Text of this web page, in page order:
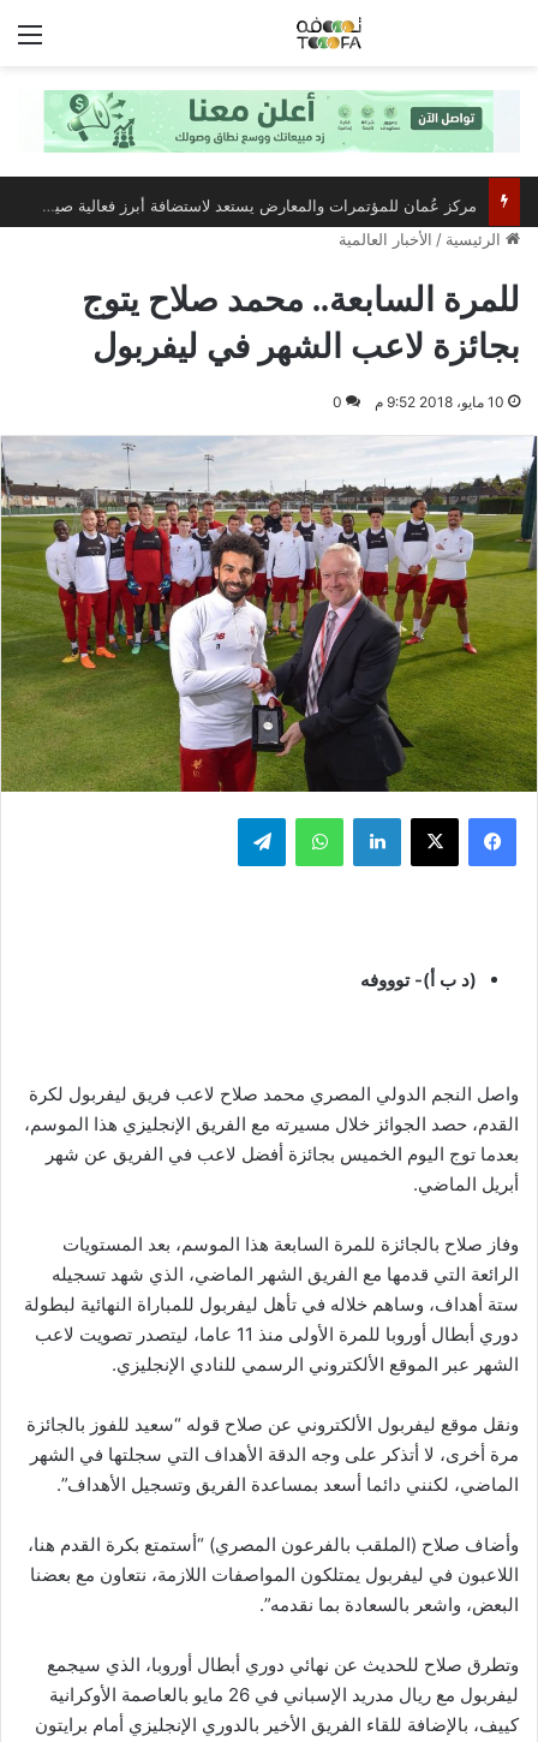
الرئيسية / الأخبار العالمية
للمرة السابعة.. محمد صلاح يتوج
بجائزة لاعب الشهر في ليفربول
10 مايو، 2018 9:52 م 0
فيسبوك ‫X لينكدإن واتساب تيلقرام
(د ب أ)- توووفه
واصل النجم الدولي المصري محمد صلاح لاعب فريق ليفربول لكرة
القدم، حصد الجوائز خلال مسيرته مع الفريق الإنجليزي هذا الموسم،
بعدما توج اليوم الخميس بجائزة أفضل لاعب في الفريق عن شهر
أبريل الماضي.
وفاز صلاح بالجائزة للمرة السابعة هذا الموسم، بعد المستويات
الرائعة التي قدمها مع الفريق الشهر الماضي، الذي شهد تسجيله
ستة أهداف، وساهم خلاله في تأهل ليفربول للمباراة النهائية لبطولة
دوري أبطال أوروبا للمرة الأولى منذ 11 عاما، ليتصدر تصويت لاعب
الشهر عبر الموقع الألكتروني الرسمي للنادي الإنجليزي.
ونقل موقع ليفربول الألكتروني عن صلاح قوله “سعيد للفوز بالجائزة
مرة أخرى، لا أتذكر على وجه الدقة الأهداف التي سجلتها في الشهر
الماضي، لكنني دائما أسعد بمساعدة الفريق وتسجيل الأهداف”.
وأضاف صلاح (الملقب بالفرعون المصري) “أستمتع بكرة القدم هنا،
اللاعبون في ليفربول يمتلكون المواصفات اللازمة، نتعاون مع بعضنا
البعض، واشعر بالسعادة بما نقدمه”.
وتطرق صلاح للحديث عن نهائي دوري أبطال أوروبا، الذي سيجمع
ليفربول مع ريال مدريد الإسباني في 26 مايو بالعاصمة الأوكرانية
كييف، بالإضافة للقاء الفريق الأخير بالدوري الإنجليزي أمام برايتون